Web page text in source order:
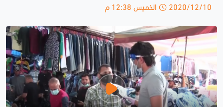
2020/12/10 الخميس 12:38 م